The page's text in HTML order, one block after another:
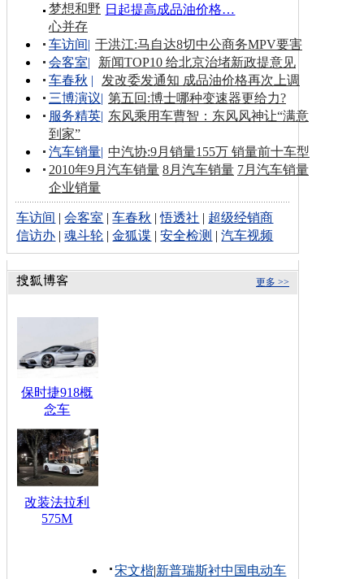
日起提高成品油价格…
梦想和野
心并存
车访间| 于洪江:马自达8切中公商务MPV要害
会客室|
新闻TOP10 给北京治堵新政提意见
车春秋 |
发改委发通知 成品油价格再次上调
三博演议| 第五回:博士哪种变速器更给力?
服务精英| 东风乘用车曹智：东风风神让“满意
到家”
汽车销量| 中汽协:9月销量155万 销量前十车型
2010年9月汽车销量 8月汽车销量 7月汽车销量
企业销量
车访间 |会客室 |车春秋 |悟透社 | 超级经销商
信访办 |魂斗轮 |金狐谍 |安全检测 |汽车视频
更多 >>
保时捷918概
念车
改装法拉利
575M
宋文楷|新普瑞斯衬中国电动车